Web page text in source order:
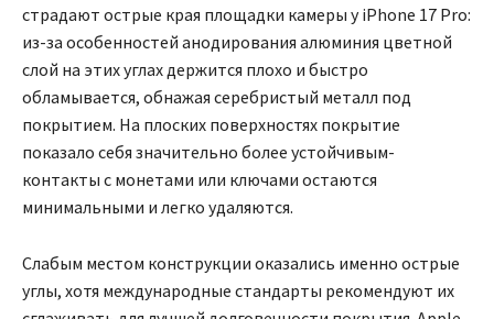
страдают острые края площадки камеры у iPhone 17 Pro:
из-за особенностей анодирования алюминия цветной
слой на этих углах держится плохо и быстро
обламывается, обнажая серебристый металл под
покрытием. На плоских поверхностях покрытие
показало себя значительно более устойчивым-
контакты с монетами или ключами остаются
минимальными и легко удаляются.
Слабым местом конструкции оказались именно острые
углы, хотя международные стандарты рекомендуют их